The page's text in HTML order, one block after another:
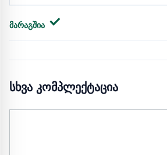
მარაგშია
სხვა კომპლექტაცია